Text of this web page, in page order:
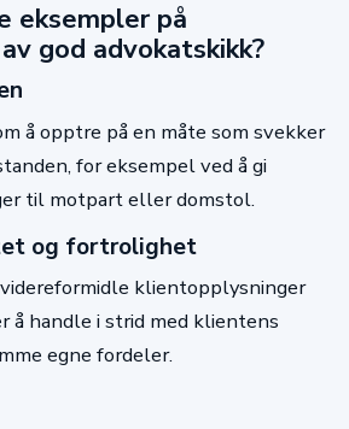
eksempler på
god advokatskikk?
å opptre på en måte som svekker
for eksempel ved å gi
til motpart eller domstol.
og fortrolighet
klientopplysninger
å handle i strid med klientens
egne fordeler.